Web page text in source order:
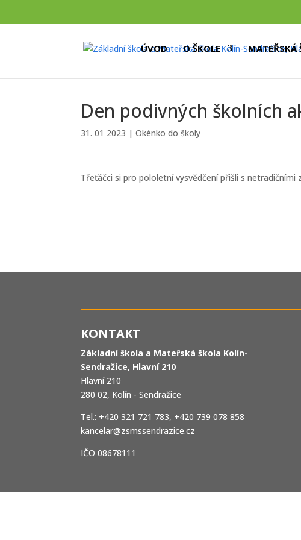
ÚVOD O ŠKOLE MATEŘSKÁ
Den podivných školních
31. 01 2023 |Okénko do školy
Třeťáčci si pro pololetní vysvědčení přišli s netradičními
KONTAKT
Základní škola a Mateřská škola Kolín-
Sendražice, Hlavní 210
Hlavní 210
280 02, Kolín - Sendražice
Tel.: +420 321 721 783, +420 739 078 858
kancelar@zsmssendrazice.cz
IČO 08678111